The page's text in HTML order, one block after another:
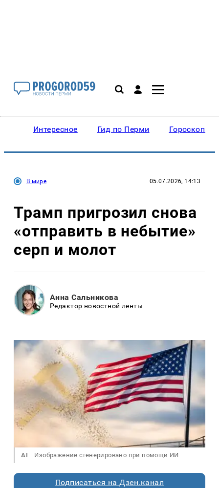
Интересное Гид по Перми Гороскопы
В мире 05.07.2026, 14:13
Трамп пригрозил снова
«отправить в небытие»
серп и молот
Анна Сальникова
Редактор новостной ленты
AI Изображение сгенерировано при помощи ИИ
Подписаться на Дзен.канал